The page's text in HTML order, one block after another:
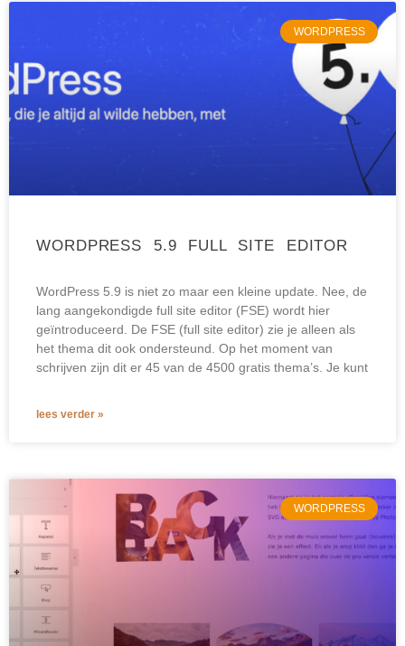
WORDPRESS
WORDPRESS 5.9 FULL SITE EDITOR
WordPress 5.9 is niet zo maar een kleine update. Nee, de
lang aangekondigde full site editor (FSE) wordt hier
geïntroduceerd. De FSE (full site editor) zie je alleen als
het thema dit ook ondersteund. Op het moment van
schrijven zijn dit er 45 van de 4500 gratis thema’s. Je kunt
lees verder »
WORDPRESS